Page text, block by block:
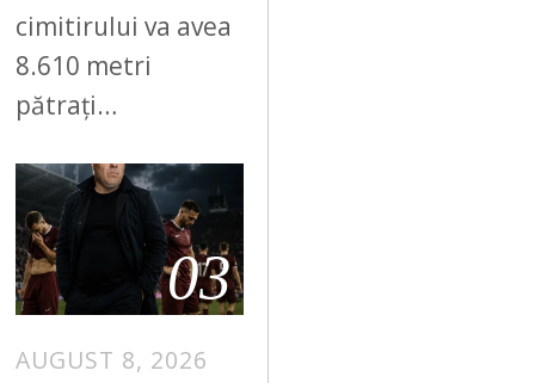
cimitirului va avea
8.610 metri
pătrați…
03
AUGUST 8, 2026